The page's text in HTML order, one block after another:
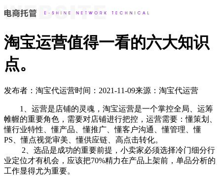
淘宝运营值得一看的六大知识
点。
发布者：淘宝代运营时间：2021-11-09来源：淘宝代运营
1、运营是店铺的灵魂，淘宝运营是一个掌控全局、运筹
帷幄的重要角色，需要对店铺进行把控，运营需要：懂策划、
懂行业特性、懂产品、懂推广、懂客户沟通、懂管理、懂
PS、懂点视觉审美、懂供应链、高点击转化。
2、选品是成功的重要前提，小卖家必须选择冷门细分行
业定位才有机会，应该把70%精力在产品上架前，单品分析的
工作显得尤为重要。